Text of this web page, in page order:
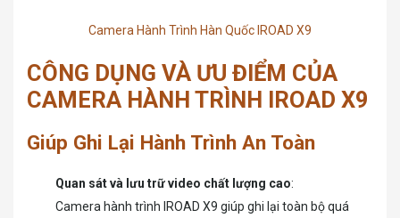
Camera Hành Trình Hàn Quốc IROAD X9
CÔNG DỤNG VÀ ƯU ĐIỂM CỦA
CAMERA HÀNH TRÌNH IROAD X9
Giúp Ghi Lại Hành Trình An Toàn
Quan sát và lưu trữ video chất lượng cao:
Camera hành trình IROAD X9 giúp ghi lại toàn bộ quá